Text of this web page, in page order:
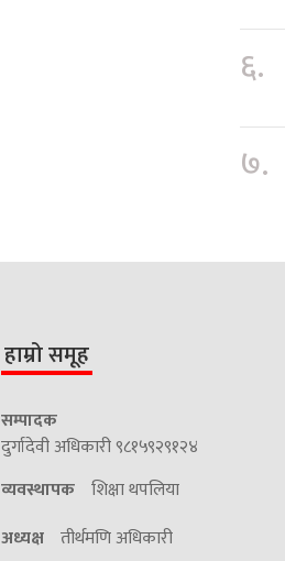
६.
७.
हाम्रो समूह
सम्पादक
दुर्गादेवी अधिकारी ९८१५९२९१२४
व्यवस्थापक शिक्षा थपलिया
अध्यक्ष तीर्थमणि अधिकारी